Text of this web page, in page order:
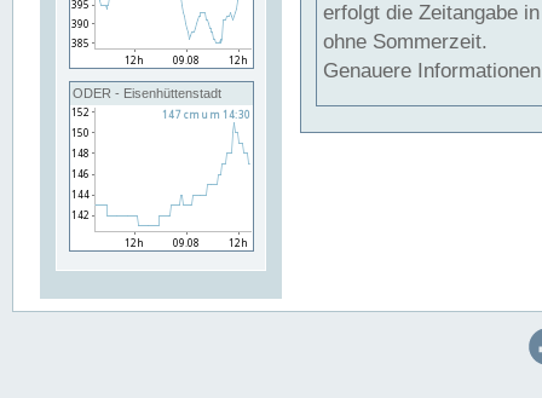
ODER - Eisenhüttenstadt
erfolgt die Zeitangabe
ohne Sommerzeit.
Genauere